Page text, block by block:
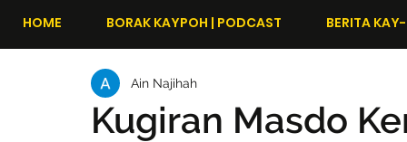
HOME BORAK KAYPOH | PODCAST BERITA
Kugiran Masdo
Ain Najihah